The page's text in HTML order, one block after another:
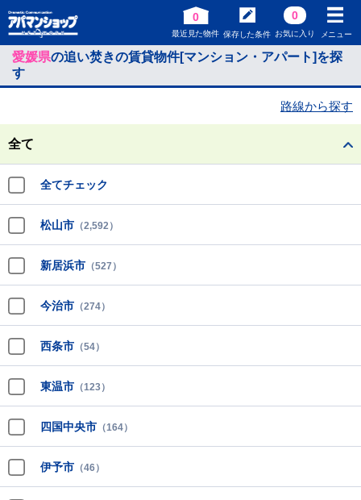
0
最近見た物件 保存した条件
0
お気に入り メニュー
愛媛県の追い焚きの賃貸物件[マンション・アパート]を探
す
路線から探す
全て
全てチェック
松山市 （2,592）
新居浜市 （527）
今治市 （274）
西条市 （54）
東温市 （123）
四国中央市 （164）
伊予市 （46）